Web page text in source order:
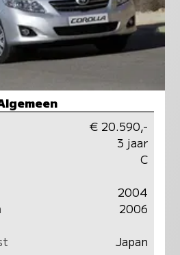
€ 20.590,-
3 jaar
C
2004
2006
Japan